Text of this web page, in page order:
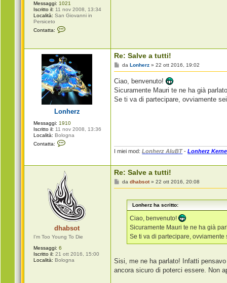
Messaggi: 1021
Iscritto il: 11 nov 2008, 13:34
Località: San Giovanni in
Persiceto
Contatta:
t
t
a
p
i
g
r
o
Lonherz
Messaggi: 1910
Iscritto il: 11 nov 2008, 13:36
Località: Bologna
Contatta:
a
t
a
L
o
n
h
e
r
z
Re: Salve a tutti!
M
e
s
a
g
daLonherz »22 ott 2016, 19:02
Ciao, benvenuto!
Sicuramente Mauri te ne ha già
Se ti va di partecipare, ovviamente
I miei mod:Lonherz AluBT-Lonherz
dhabsot
I'm Too Young To Die
Messaggi: 6
Iscritto il: 21 ott 2016, 15:00
Località: Bologna
Re: Salve a tutti!
M
e
dadhabsot»22 ott 2016, 20:08
Lonherz ha scritto:
Ciao, benvenuto!
Sicuramente Mauri te ne ha già
Se ti va di partecipare,
Sisi, me ne ha parlato! Infatti
ancora sicuro di poterci essere. Non